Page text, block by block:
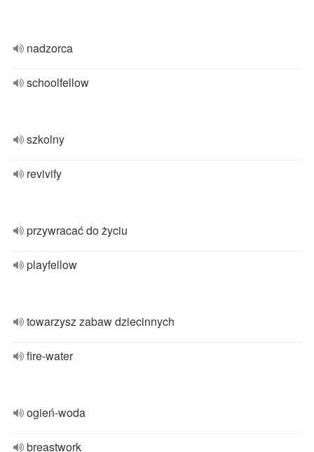
nadzorca
schoolfellow
szkolny
revivify
przywracać do życiu
playfellow
towarzysz zabaw dziecinnych
fire-water
ogień-woda
breastwork